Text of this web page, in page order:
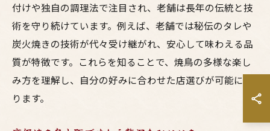
付けや独自の調理法で注目され、老舗は長年の伝統と技
術を守り続けています。例えば、老舗では秘伝のタレや
炭火焼きの技術が代々受け継がれ、安心して味わえる品
質が特徴です。これらを知ることで、焼鳥の多様な楽し
み方を理解し、自分の好みに合わせた店選びが可能にな
ります。